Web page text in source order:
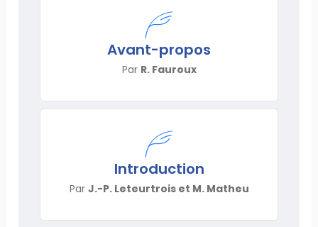
Avant-propos
Par R. Fauroux
Introduction
Par J.-P. Leteurtrois et M. Matheu